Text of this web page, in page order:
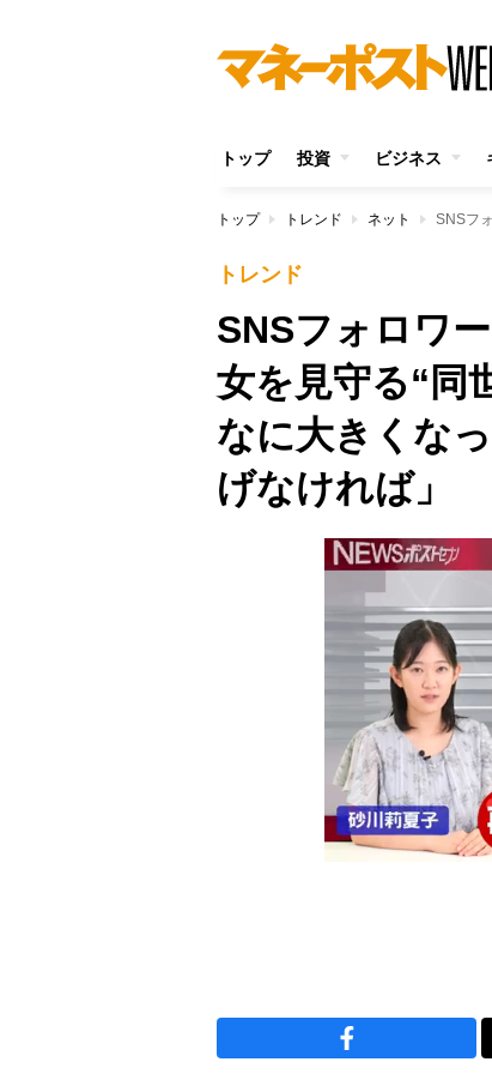
トップ 投資 ビジネス
トップ トレンド ネット
トレンド
SNSフォロワ
女を見守る“
なに大きくな
げなければ」